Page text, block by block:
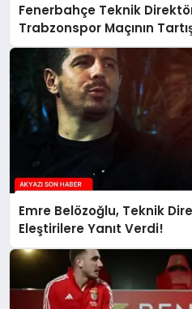
Fenerbahçe Teknik
Trabzonspor Maçının
Pozisyonunu Paylaştı
Emre Belözoğlu, Teknik
Eleştirilere Yanıt Verdi!